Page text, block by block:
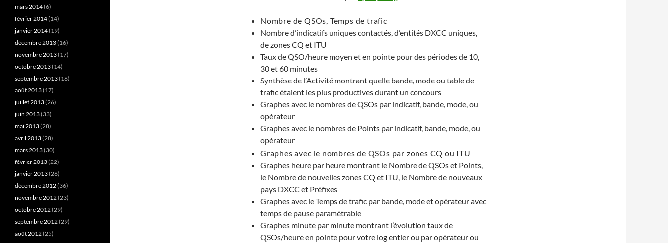
Nombre de QSOs, Temps de trafic
Nombre d’indicatifs uniques contactés, d’entités DXCC uniques,
de zones CQ et ITU
Taux de QSO/heure moyen et en pointe pour des périodes de 10,
30 et 60 minutes
Synthèse de l’Activité montrant quelle bande, mode ou table de
trafic étaient les plus productives durant un concours
Graphes avec le nombres de QSOs par indicatif, bande, mode, ou
opérateur
Graphes avec le nombres de Points par indicatif, bande, mode, ou
opérateur
Graphes avec le nombres de QSOs par zones CQ ou ITU
Graphes heure par heure montrant le Nombre de QSOs et Points,
le Nombre de nouvelles zones CQ et ITU, le Nombre de nouveaux
pays DXCC et Préfixes
Graphes avec le Temps de trafic par bande, mode et opérateur avec
temps de pause paramétrable
Graphes minute par minute montrant l’évolution taux de
QSOs/heure en pointe pour votre log entier ou par opérateur ou
mars 2014(6)
février 2014(14)
janvier 2014(19)
décembre 2013(16)
novembre 2013(17)
octobre 2013(14)
septembre 2013(16)
août 2013(17)
juillet 2013(26)
juin 2013(33)
mai 2013(28)
avril 2013(28)
mars 2013(30)
février 2013(22)
janvier 2013(26)
décembre 2012(36)
novembre 2012(23)
octobre 2012(29)
septembre 2012(29)
août 2012(25)